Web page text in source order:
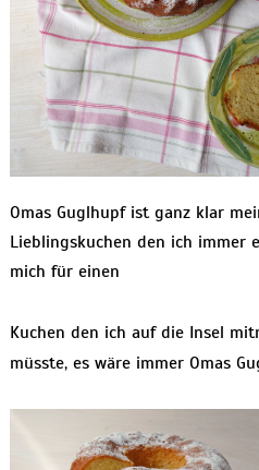
Omas Guglhupf ist ganz klar
Lieblingskuchen den ich immer
mich für einen
Kuchen den ich auf die Insel
müsste, es wäre immer Omas